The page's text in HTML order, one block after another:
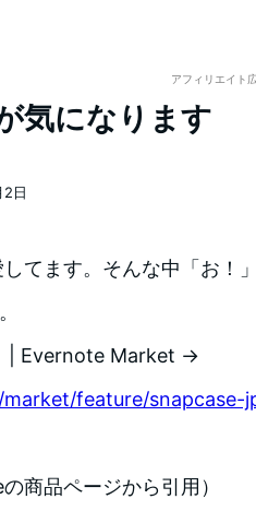
アフィリエイト
気になります
2日
てます。そんな中「お！
| Evernote Market →
feature/snapcase-
商品ページから引用）